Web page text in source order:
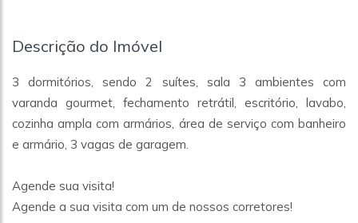
Descrição do Imóvel
3 dormitórios, sendo 2 suítes, sala 3 ambientes com
varanda gourmet, fechamento retrátil, escritório, lavabo,
cozinha ampla com armários, área de serviço com banheiro
e armário, 3 vagas de garagem.
Agende sua visita!
Agende a sua visita com um de nossos corretores!